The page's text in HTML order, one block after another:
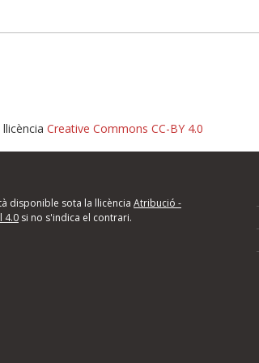
d'errors
quina és la millora que
Creative Commons CC-BY 4.0
disponible sota la llicència Atribució -
4.0si no s'indica el contrari.